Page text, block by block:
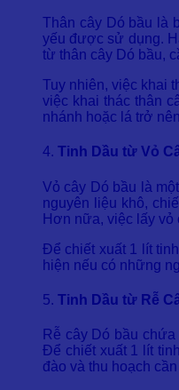
Thân cây Dó bầu là
yếu được sử dụng.
từ thân cây Dó bầu,
Tuy nhiên, việc khai
việc khai thác thân
nhánh hoặc lá trở
4. Tinh Dầu từ Vỏ
Vỏ cây Dó bầu là
nguyên liệu khô,
Hơn nữa, việc lấy
Để chiết xuất 1 lít
hiện nếu có những
5. Tinh Dầu từ Rễ
Rễ cây Dó bầu
Để chiết xuất 1 lít
đào và thu hoạch